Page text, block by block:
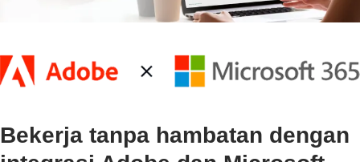
Bekerja tanpa hambatan dengan